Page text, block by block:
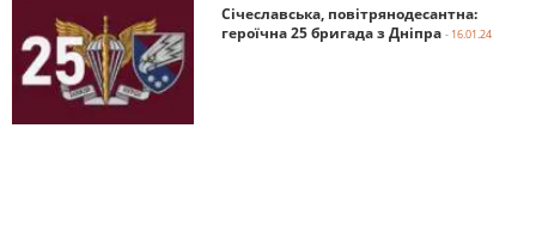
Січеславська, повітрянодесантна:
героїчна 25 бригада з Дніпра - 16.01.24